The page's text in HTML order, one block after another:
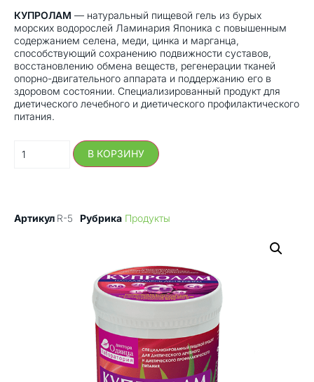
КУПРОЛАМ — натуральный пищевой гель из бурых
морских водорослей Ламинария Японика с повышенным
содержанием селена, меди, цинка и марганца,
способствующий сохранению подвижности суставов,
восстановлению обмена веществ, регенерации тканей
опорно-двигательного аппарата и поддержанию его в
здоровом состоянии. Специализированный продукт для
диетического лечебного и диетического профилактического
питания.
В КОРЗИНУ
Артикул R-5 Рубрика Продукты